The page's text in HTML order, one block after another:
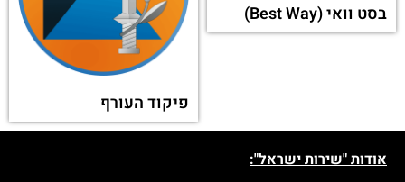
בסט וואי (Best Way)
פיקוד העורף
אודות "שירות ישראל":